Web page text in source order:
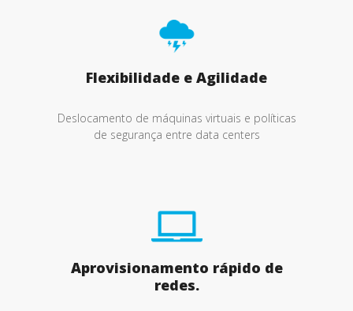
Flexibilidade e Agilidade
Deslocamento de máquinas virtuais e políticas
de segurança entre data centers
Aprovisionamento rápido de
redes.